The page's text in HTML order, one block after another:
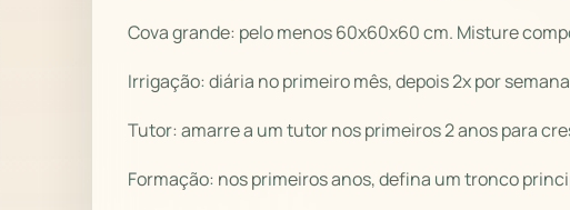
Cova grande: pelo menos 60x60x60 cm. Misture
Irrigação: diária no primeiro mês, depois 2x por
Tutor: amarre a um tutor nos primeiros 2 anos para
Formação: nos primeiros anos, defina um tronco